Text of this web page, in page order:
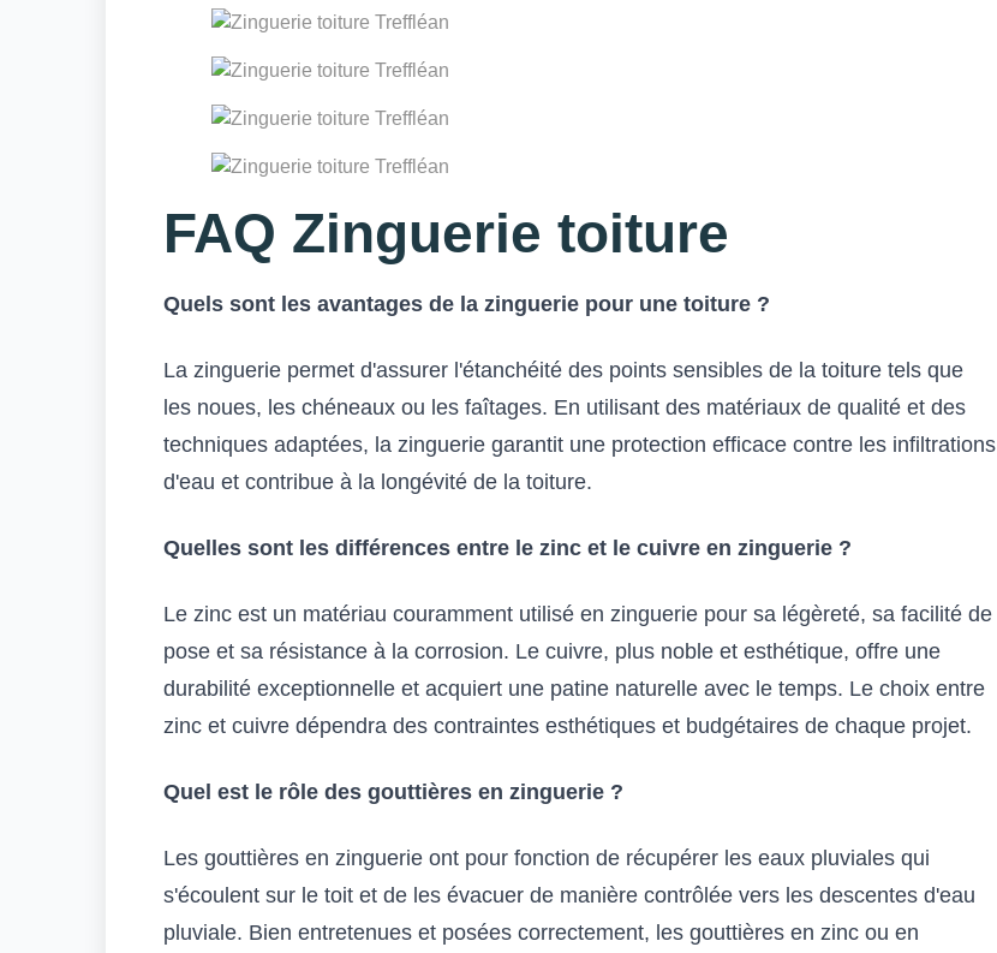
FAQ Zinguerie toiture
Quels sont les avantages de la zinguerie pour une toiture ?
La zinguerie permet d'assurer l'étanchéité des points sensibles de la toiture tels que
les noues, les chéneaux ou les faîtages. En utilisant des matériaux de qualité et des
techniques adaptées, la zinguerie garantit une protection efficace contre les infiltrations
d'eau et contribue à la longévité de la toiture.
Quelles sont les différences entre le zinc et le cuivre en zinguerie ?
Le zinc est un matériau couramment utilisé en zinguerie pour sa légèreté, sa facilité de
pose et sa résistance à la corrosion. Le cuivre, plus noble et esthétique, offre une
durabilité exceptionnelle et acquiert une patine naturelle avec le temps. Le choix entre
zinc et cuivre dépendra des contraintes esthétiques et budgétaires de chaque projet.
Quel est le rôle des gouttières en zinguerie ?
Les gouttières en zinguerie ont pour fonction de récupérer les eaux pluviales qui
s'écoulent sur le toit et de les évacuer de manière contrôlée vers les descentes d'eau
pluviale. Bien entretenues et posées correctement, les gouttières en zinc ou en